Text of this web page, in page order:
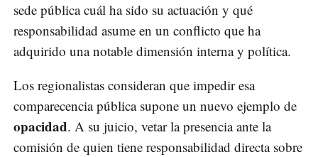
sede pública cuál ha sido su actuación y qué
responsabilidad asume en un conflicto que ha
adquirido una notable dimensión interna y política.
Los regionalistas consideran que impedir esa
comparecencia pública supone un nuevo ejemplo de
opacidad. A su juicio, vetar la presencia ante la
comisión de quien tiene responsabilidad directa sobre